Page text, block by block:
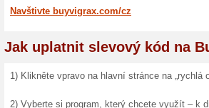
Nakupování na